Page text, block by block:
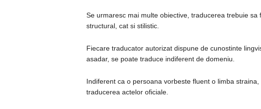
Se urmaresc mai multe obiective, traducerea trebuie
structural, cat si stilistic.
Fiecare traducator autorizat dispune de cunostinte
asadar, se poate traduce indiferent de domeniu.
Indiferent ca o persoana vorbeste fluent o limba
traducerea actelor oficiale.